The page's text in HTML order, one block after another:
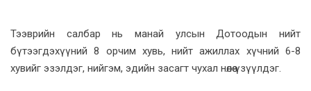
Тээврийн салбар нь манай улсын Дотоодын нийт
бүтээгдэхүүний 8 орчим хувь, нийт ажиллах хүчний 6-8
хувийг эзэлдэг, нийгэм, эдийн засагт чухал нөлөө үзүүлдэг.